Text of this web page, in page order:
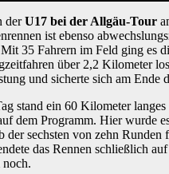
derU17 bei der Allgäu-Tour
ist ebenso
35 Fahrern im Feld ging es
über 2,2 Kilometer
und sicherte sich am Ende
stand ein 60 Kilometer
dem Programm. Hier wurde
der sechsten von zehn Runden
das Rennen schließlich
noch.